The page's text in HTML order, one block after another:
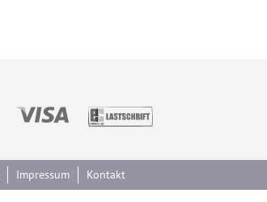
Impressum Kontakt